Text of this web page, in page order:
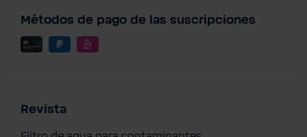
Métodos de pago de las suscripciones
Revista